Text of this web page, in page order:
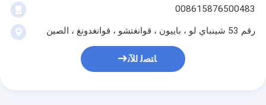
008615876500483
رقم 53 شينباي لو ، باييون ، قوانغتشو ، قوانغدونغ ، الصين
ﺎﺘﺼﻟ ﺍﻶﻧ